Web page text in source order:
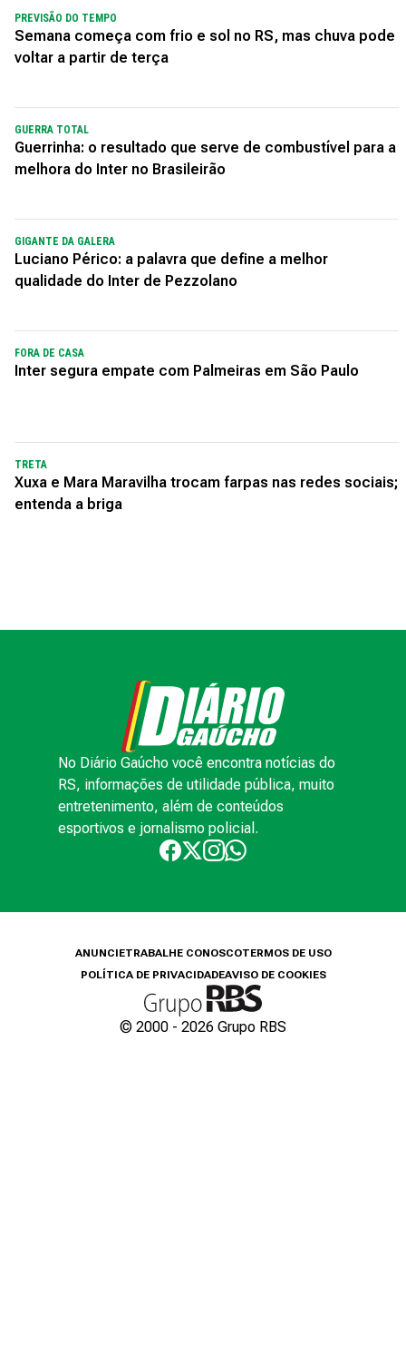
PREVISÃO DO TEMPO
Semana começa com frio e sol no RS, mas chuva pode
voltar a partir de terça
GUERRA TOTAL
Guerrinha: o resultado que serve de combustível para a
melhora do Inter no Brasileirão
GIGANTE DA GALERA
Luciano Périco: a palavra que define a melhor
qualidade do Inter de Pezzolano
FORA DE CASA
Inter segura empate com Palmeiras em São Paulo
TRETA
Xuxa e Mara Maravilha trocam farpas nas redes sociais;
entenda a briga
No Diário Gaúcho você encontra notícias do
RS, informações de utilidade pública, muito
entretenimento, além de conteúdos
esportivos e jornalismo policial.
ANUNCIETRABALHE CONOSCOTERMOS DE USO
POLÍTICA DE PRIVACIDADEAVISO DE COOKIES
© 2000 - 2026 Grupo RBS